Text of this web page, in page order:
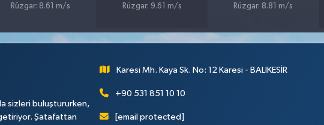
Rüzgar: 8.61 m/s
Rüzgar: 9.61 m/s
Rüzgar: 8.81 m/s
sizleri buluştururken,
Şatafattan
Karesi Mh. Kaya Sk. No: 12 Karesi - BALIKESİR
+90 531 851 10 10
[email protected]